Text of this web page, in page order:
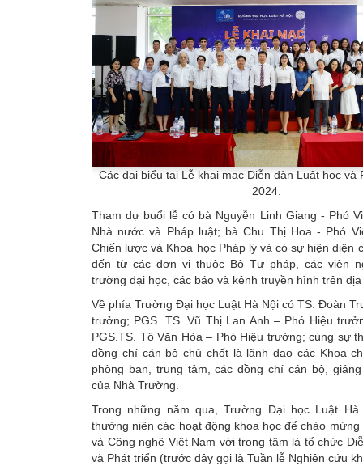
Các đại biểu tại Lễ khai mạc Diễn đàn Luật học và
2024.
Tham dự buổi lễ có bà Nguyễn Linh Giang - Phó
Nhà nước và Pháp luật; bà Chu Thị Hoa - Phó
Chiến lược và Khoa học Pháp lý và có sự hiện diện
đến từ các đơn vị thuộc Bộ Tư pháp, các viện
trường đại học, các báo và kênh truyền hình trên
Về phía Trường Đại học Luật Hà Nội có TS. Đoàn
trưởng; PGS. TS. Vũ Thị Lan Anh – Phó Hiệu
PGS.TS. Tô Văn Hòa – Phó Hiệu trưởng; cùng sự
đồng chí cán bộ chủ chốt là lãnh đạo các Khoa
phòng ban, trung tâm, các đồng chí cán bộ,
của Nhà Trường.
Trong những năm qua, Trường Đại học Luật
thường niên các hoạt động khoa học để chào mừng
và Công nghệ Việt Nam với trọng tâm là tổ chức
và Phát triển (trước đây gọi là Tuần lễ Nghiên cứu